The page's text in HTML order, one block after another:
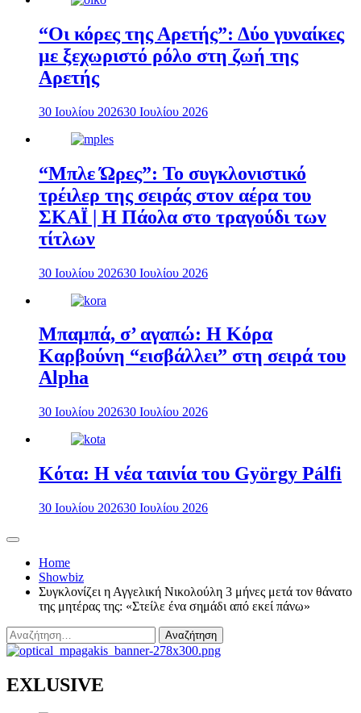
“Οι κόρες της Αρετής”: Δύο γυναίκες
με ξεχωριστό ρόλο στη ζωή της
Αρετής
30 Ιουλίου 202630 Ιουλίου 2026
“Μπλε Ώρες”: Το συγκλονιστικό
τρέιλερ της σειράς στον αέρα του
ΣΚΑΪ | Η Πάολα στο τραγούδι των
τίτλων
30 Ιουλίου 202630 Ιουλίου 2026
Μπαμπά, σ’ αγαπώ: Η Κόρα
Καρβούνη “εισβάλλει” στη σειρά του
Alpha
30 Ιουλίου 202630 Ιουλίου 2026
Κότα: Η νέα ταινία του György Pálfi
30 Ιουλίου 202630 Ιουλίου 2026
Home
Showbiz
Συγκλονίζει η Αγγελική Νικολούλη 3 μήνες μετά τον θάνατο
της μητέρας της: «Στείλε ένα σημάδι από εκεί πάνω»
Αναζήτηση
για:
EXLUSIVE